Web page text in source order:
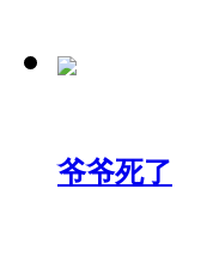
爷爷死了